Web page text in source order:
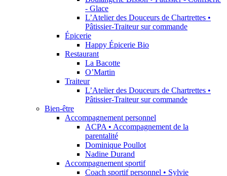
- Glace
L’Atelier des Douceurs de Chartrettes •
Pâtissier-Traiteur sur commande
Épicerie
Happy Épicerie Bio
Restaurant
La Bacotte
O’Martin
Traiteur
L’Atelier des Douceurs de Chartrettes •
Pâtissier-Traiteur sur commande
Bien-être
Accompagnement personnel
ACPA • Accompagnement de la
parentalité
Dominique Poullot
Nadine Durand
Accompagnement sportif
Coach sportif personnel • Sylvie